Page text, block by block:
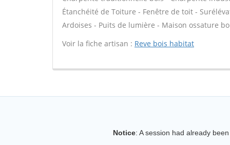
Étanchéité de Toiture - Fenêtre de toit -
Ardoises - Puits de lumière - Maison ossature
Voir la fiche artisan : Reve bois habitat
Notice: A session had already